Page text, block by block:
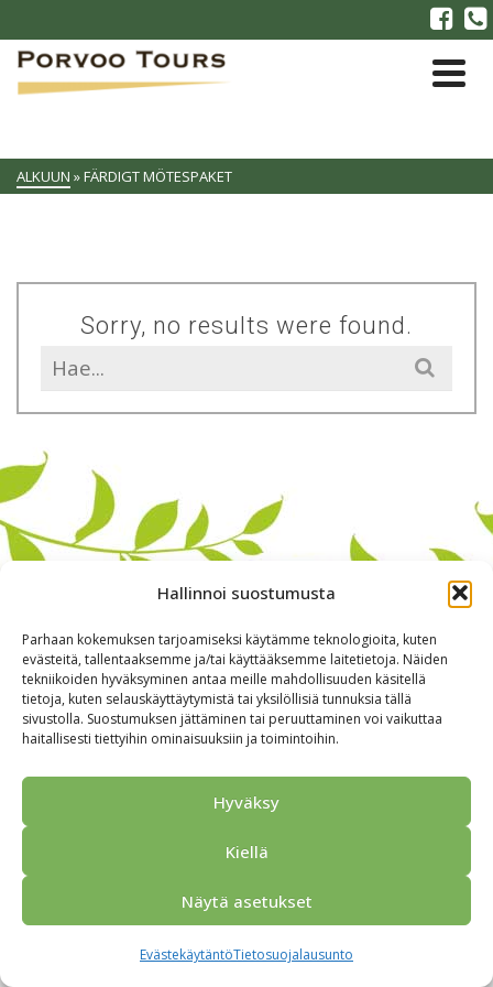
Hallinnoi suostumusta
Parhaan kokemuksen tarjoamiseksi käytämme teknologioita, kuten
evästeitä, tallentaaksemme ja/tai käyttääksemme laitetietoja. Näiden
tekniikoiden hyväksyminen antaa meille mahdollisuuden käsitellä
tietoja, kuten selauskäyttäytymistä tai yksilöllisiä tunnuksia tällä
sivustolla. Suostumuksen jättäminen tai peruuttaminen voi vaikuttaa
haitallisesti tiettyihin ominaisuuksiin ja toimintoihin.
Hyväksy
Kiellä
Näytä asetukset
EvästekäytäntöTietosuojalausunto
ALKUUN »FÄRDIGT MÖTESPAKET
Sorry, no results were found.
Search
for:
Alkuun Ryhmille Kokous & Ohjelmat
Yhteistyökumppanit
Tarjouspyyntö
Anna palautetta
Tietosuojaseloste
© 2026 Porvoo Tours - matkanjärjestäjä / FPW